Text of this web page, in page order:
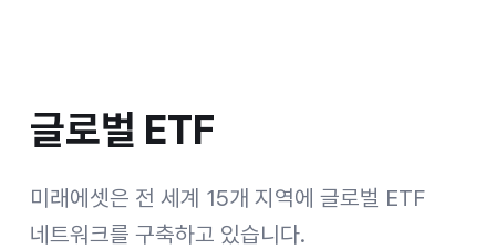
글로벌 ETF
미래에셋은 전 세계 15개 지역에 글로벌 ETF
네트워크를 구축하고 있습니다.